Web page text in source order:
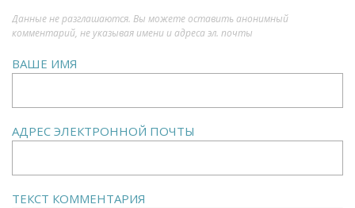
Данные не разглашаются. Вы можете оставить анонимный
комментарий, не указывая имени и адреса эл. почты
ВАШЕ ИМЯ
АДРЕС ЭЛЕКТРОННОЙ ПОЧТЫ
ТЕКСТ КОММЕНТАРИЯ